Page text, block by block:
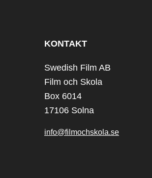
KONTAKT
Swedish Film AB
Film och Skola
Box 6014
17106 Solna
info@filmochskola.se